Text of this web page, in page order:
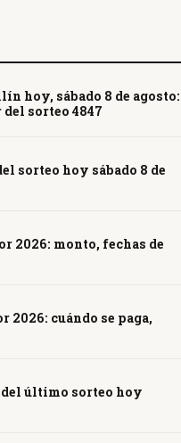
hoy, sábado 8 de agosto:
sorteo 4847
sorteo hoy sábado 8 de
2026: monto, fechas de
2026: cuándo se paga,
último sorteo hoy